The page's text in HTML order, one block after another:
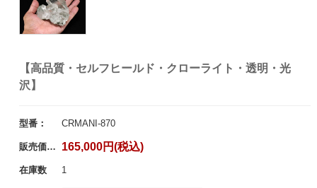
【高品質・セルフヒールド・クローライト・透明・光
沢】
型番： CRMANI-870
販売価格： 165,000円(税込)
在庫数 1